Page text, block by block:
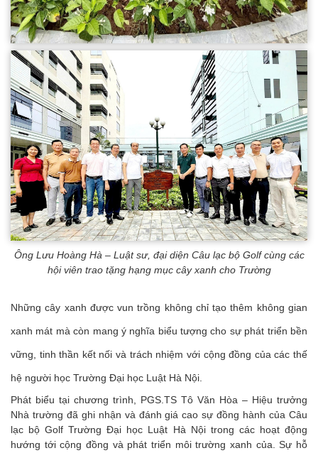
Ông Lưu Hoàng Hà – Luật sư, đại diện Câu lạc bộ Golf cùng các
hội viên trao tặng hạng mục cây xanh cho Trường
Những cây xanh được vun trồng không chỉ tạo thêm không gian
xanh mát mà còn mang ý nghĩa biểu tượng cho sự phát triển bền
vững, tinh thần kết nối và trách nhiệm với cộng đồng của các thế
hệ người học Trường Đại học Luật Hà Nội.
Phát biểu tại chương trình, PGS.TS Tô Văn Hòa – Hiệu trưởng
Nhà trường đã ghi nhận và đánh giá cao sự đồng hành của Câu
lạc bộ Golf Trường Đại học Luật Hà Nội trong các hoạt động
hướng tới cộng đồng và phát triển môi trường xanh của. Sự hỗ